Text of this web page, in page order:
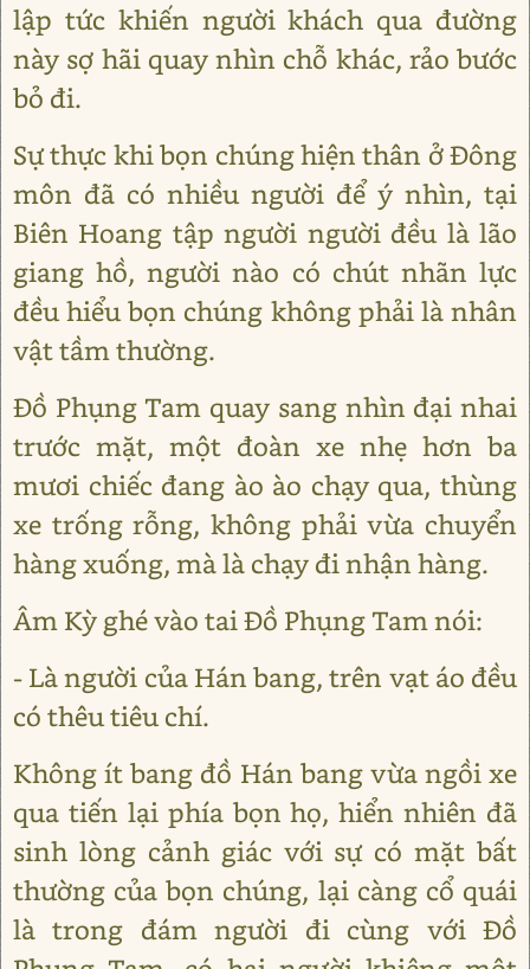
lập tức khiến người khách qua đường
này sợ hãi quay nhìn chỗ khác, rảo bước
bỏ đi.
Sự thực khi bọn chúng hiện thân ở Đông
môn đã có nhiều người để ý nhìn, tại
Biên Hoang tập người người đều là lão
giang hồ, người nào có chút nhãn lực
đều hiểu bọn chúng không phải là nhân
vật tầm thường.
Đồ Phụng Tam quay sang nhìn đại nhai
trước mặt, một đoàn xe nhẹ hơn ba
mươi chiếc đang ào ào chạy qua, thùng
xe trống rỗng, không phải vừa chuyển
hàng xuống, mà là chạy đi nhận hàng.
Âm Kỳ ghé vào tai Đồ Phụng Tam nói:
- Là người của Hán bang, trên vạt áo đều
có thêu tiêu chí.
Không ít bang đồ Hán bang vừa ngồi xe
qua tiến lại phía bọn họ, hiển nhiên đã
sinh lòng cảnh giác với sự có mặt bất
thường của bọn chúng, lại càng cổ quái
là trong đám người đi cùng với Đồ